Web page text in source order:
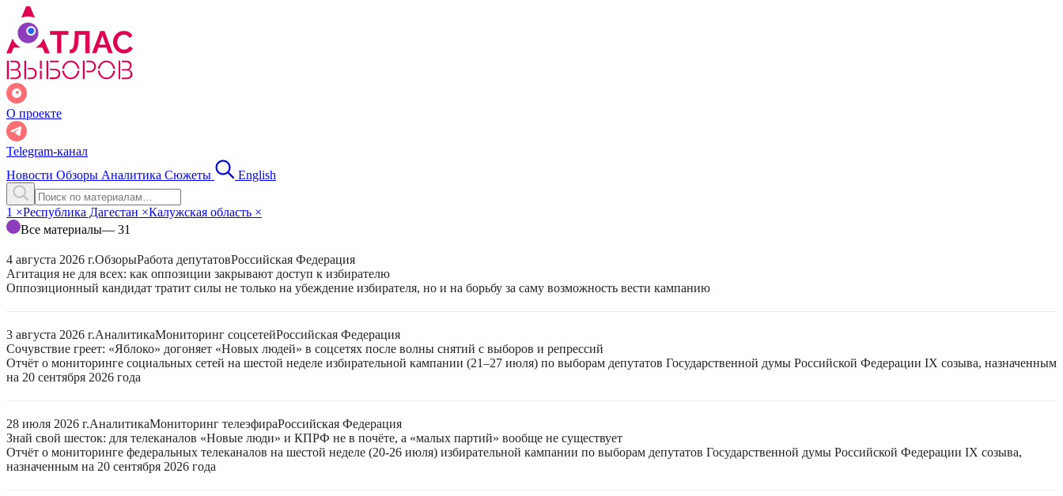
О проекте
Telegram-канал
Новости Обзоры Аналитика Сюжеты English
1 ×Республика Дагестан ×Калужская область ×
Все материалы— 31
4 августа 2026 г.ОбзорыРабота депутатовРоссийская Федерация
Агитация не для всех: как оппозиции закрывают доступ к избирателю
Оппозиционный кандидат тратит силы не только на убеждение избирателя, но и на борьбу за саму возможность вести кампанию
3 августа 2026 г.АналитикаМониторинг соцсетейРоссийская Федерация
Сочувствие греет: «Яблоко» догоняет «Новых людей» в соцсетях после волны снятий с выборов и репрессий
Отчёт о мониторинге социальных сетей на шестой неделе избирательной кампании (21–27 июля) по выборам депутатов Государственной думы Российской Федерации IX созыва, назначенным
на 20 сентября 2026 года
28 июля 2026 г.АналитикаМониторинг телеэфираРоссийская Федерация
Знай свой шесток: для телеканалов «Новые люди» и КПРФ не в почёте, а «малых партий» вообще не существует
Отчёт о мониторинге федеральных телеканалов на шестой неделе (20-26 июля) избирательной кампании по выборам депутатов Государственной думы Российской Федерации IX созыва,
назначенным на 20 сентября 2026 года